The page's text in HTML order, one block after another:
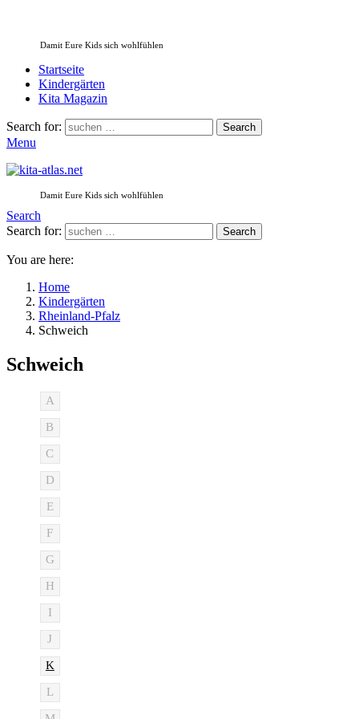
Damit Eure Kids sich wohlfühlen
Startseite
Kindergärten
Kita Magazin
Search for: Search
Menu
Damit Eure Kids sich wohlfühlen
Search
Search for:
Search
You are here:
Home
Kindergärten
Rheinland-Pfalz
Schweich
Schweich
A
B
C
D
E
F
G
H
I
J
K
L